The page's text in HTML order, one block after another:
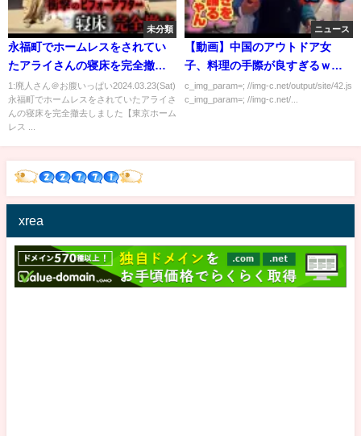
未分類
永福町でホームレスをされてい
たアライさんの寝床を完全撤去
しました【東京ホームレス アラ
イさん】
1:廃人さん＠お腹いっぱい2024.03.23(Sat)
永福町でホームレスをされていたアライさ
んの寝床を完全撤去しました【東京ホーム
レス ...
ニュース
【動画】中国のアウトドア女
子、料理の手際が良すぎるｗｗ
ｗｗｗ
c_img_param=; //img-c.net/output/site/42.js
c_img_param=; //img-c.net/...
xrea